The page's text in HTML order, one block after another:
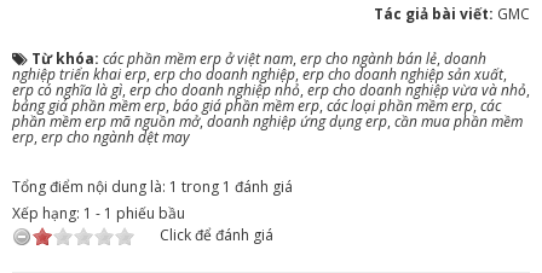
Tác giả bài viết: GMC
Từ khóa: các phần mềm erp ở việt nam, erp cho ngành bán lẻ, doanh
nghiệp triển khai erp, erp cho doanh nghiệp, erp cho doanh nghiệp sản xuất,
erp có nghĩa là gì, erp cho doanh nghiệp nhỏ, erp cho doanh nghiệp vừa và nhỏ,
bảng giá phần mềm erp, báo giá phần mềm erp, các loại phần mềm erp, các
phần mềm erp mã nguồn mở,doanh nghiệp ứng dụng erp, cần mua phần mềm
erp, erp cho ngành dệt may
Tổng điểm nội dung là: 1 trong 1 đánh giá
Xếp hạng: 1 - 1 phiếu bầu
Click để đánh giá